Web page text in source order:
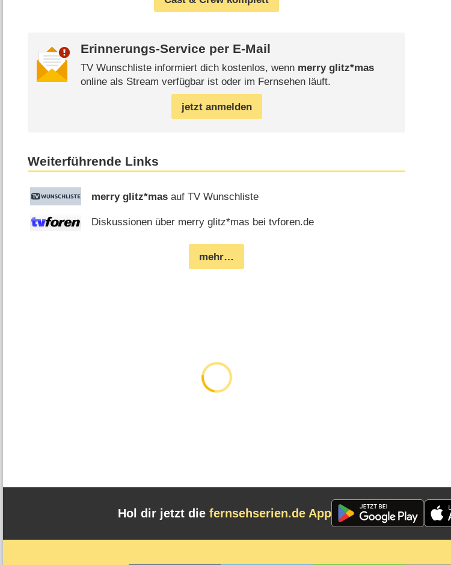
Erinnerungs-Service per E-Mail
TV Wunschliste informiert dich kostenlos, wenn merry glitz*mas
online als Stream verfügbar ist oder im Fernsehen läuft.
jetzt anmelden
Weiterführende Links
merry glitz*mas auf TV Wunschliste
Diskussionen über merry glitz*mas bei tvforen.de
mehr…
Hol dir jetzt die fernsehserien.de App